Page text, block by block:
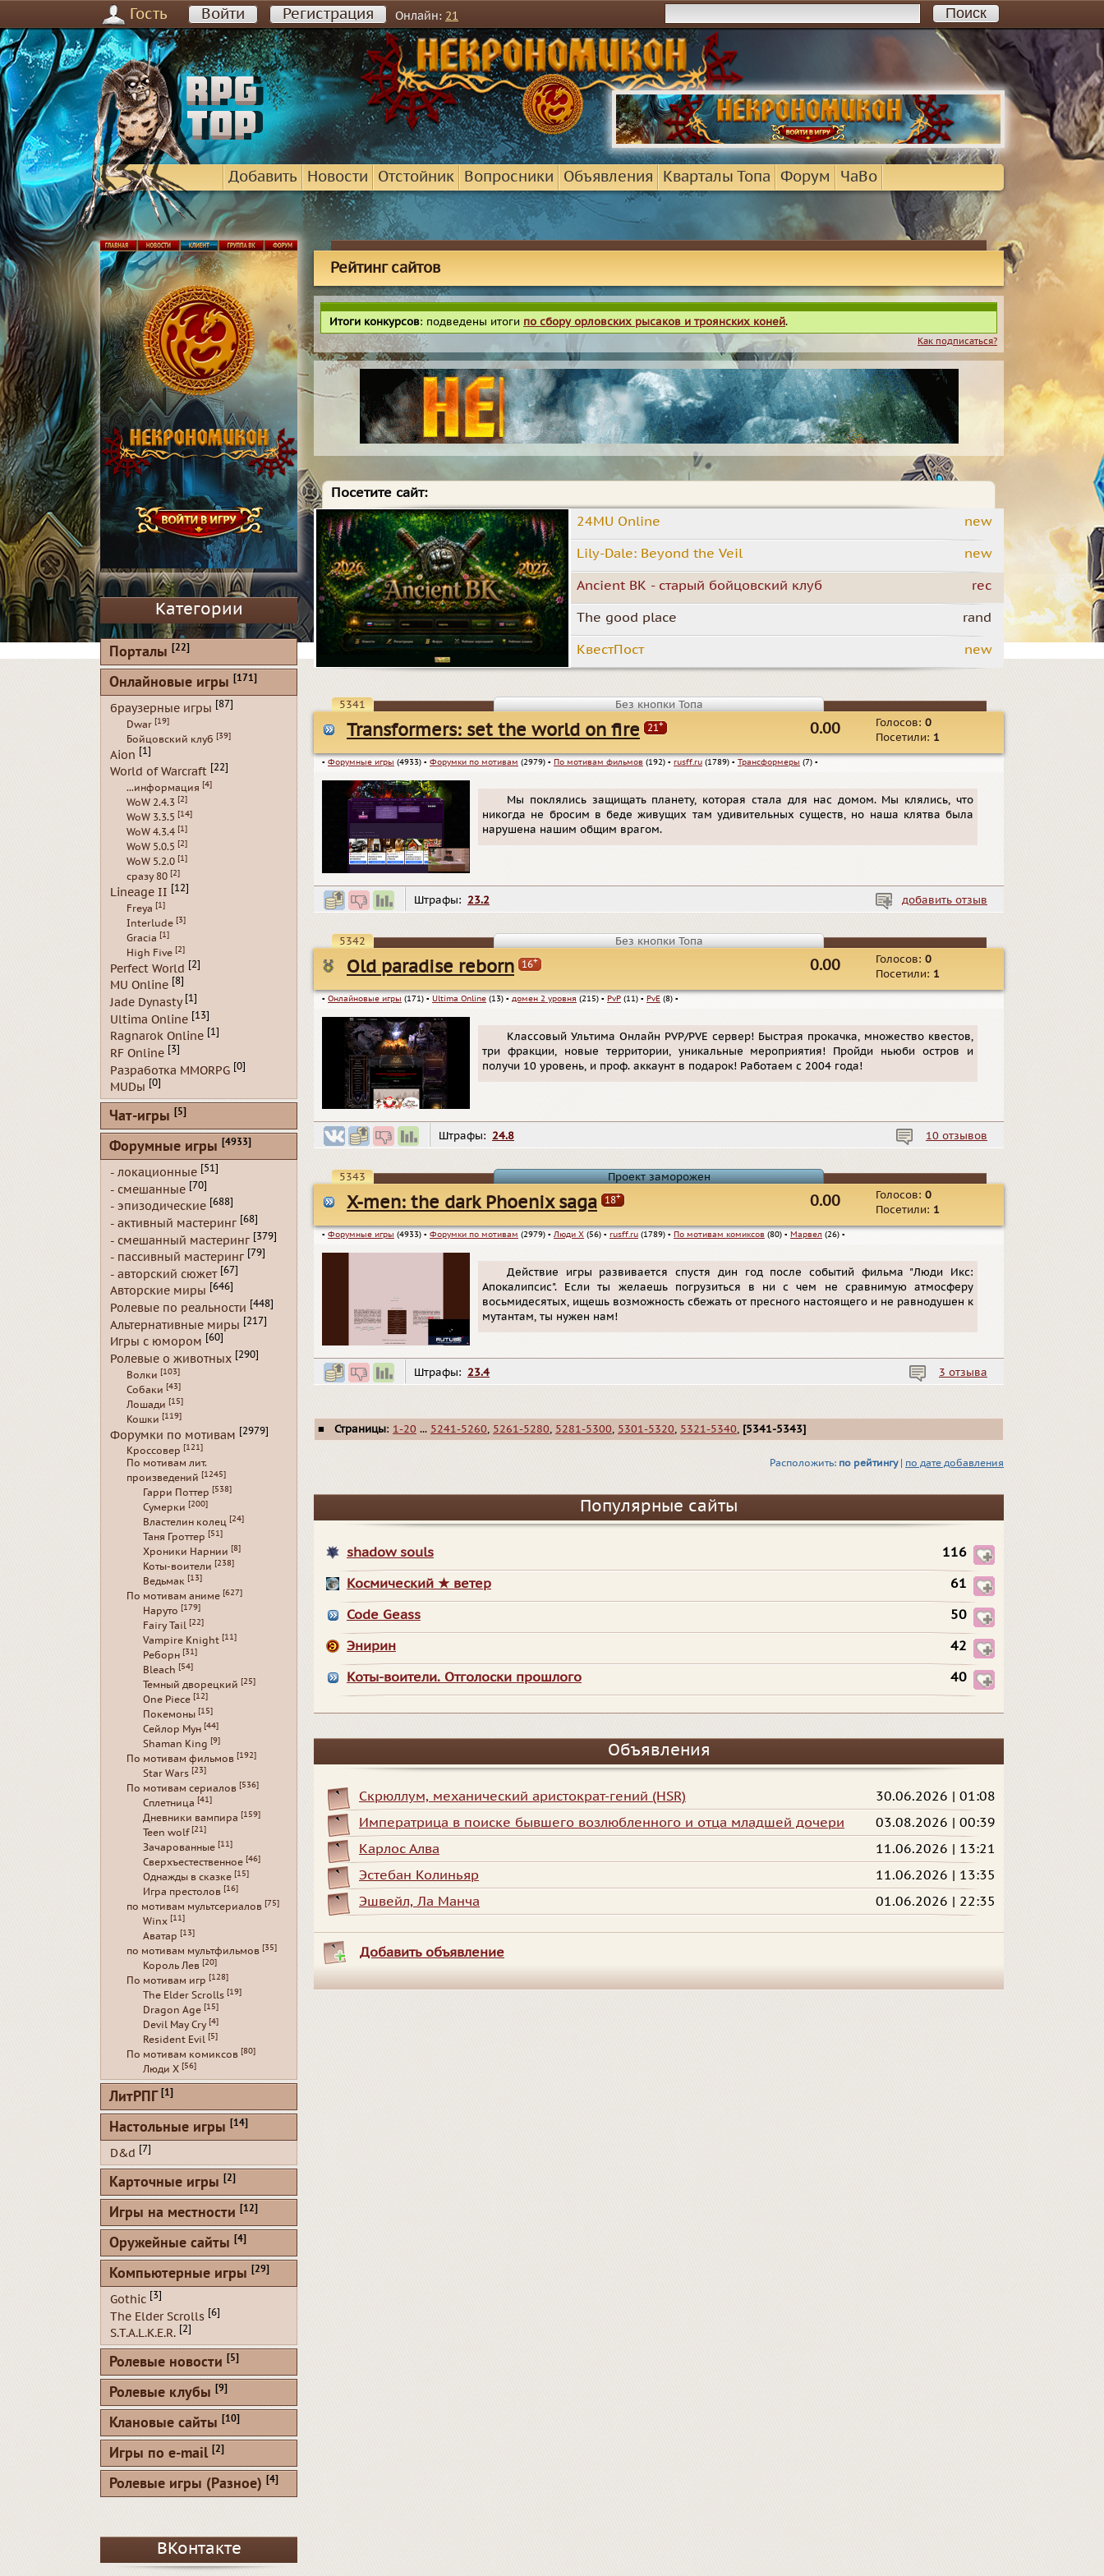
Гость Войти Регистрация Онлайн: 21
Добавить Новости Отстойник Вопросники Объявления Кварталы Топа Форум ЧаВо
Рейтинг сайтов
Итоги конкурсов: подведены итоги по сбору орловских рысаков и троянских коней.
Как подписаться?
Посетите сайт:
24MU Online
new
Lily-Dale: Beyond the Veil new
Ancient BK - старый бойцовский клуб rec
The good place rand
КвестПост new
Без кнопки Топа
5341
Transformers: set the world on fire 21+ Голосов: 0
Посетили: 1
0.00
▪ Форумные игры (4933) ▪ Форумки по мотивам (2979) ▪ По мотивам фильмов (192) ▪ rusff.ru (1789) ▪ Трансформеры (7) ▪
Мы поклялись защищать планету, которая стала для нас домом. Мы клялись, что
никогда не бросим в беде живущих там удивительных существ, но наша клятва была
нарушена нашим общим врагом.
Штрафы: 23.2 добавить отзыв
Без кнопки Топа
5342
Old paradise reborn 16+ Голосов: 0
Посетили: 1
0.00
▪ Онлайновые игры (171) ▪ Ultima Online (13) ▪ домен 2 уровня (215) ▪ PvP (11) ▪ PvE (8) ▪
Классовый Ультима Онлайн PVP/PVE сервер! Быстрая прокачка, множество квестов,
три фракции, новые территории, уникальные мероприятия! Пройди ньюби остров и
получи 10 уровень, и проф. аккаунт в подарок! Работаем с 2004 года!
Штрафы: 24.8 10 отзывов
Проект заморожен
5343
X-men: the dark Phoenix saga 18+ Голосов: 0
Посетили: 1
0.00
▪ Форумные игры (4933) ▪ Форумки по мотивам (2979) ▪ Люди Х (56) ▪ rusff.ru (1789) ▪ По мотивам комиксов (80) ▪ Марвел (26) ▪
Действие игры развивается спустя дин год после событий фильма "Люди Икс:
Апокалипсис". Если ты желаешь погрузиться в ни с чем не сравнимую атмосферу
восьмидесятых, ищешь возможность сбежать от пресного настоящего и не равнодушен к
мутантам, ты нужен нам!
Штрафы: 23.4 3 отзыва
■ Страницы: 1-20 ... 5241-5260, 5261-5280, 5281-5300, 5301-5320, 5321-5340, [5341-5343]
Расположить: по рейтингу| по дате добавления
Популярные сайты
shadow souls 116
Космический ★ ветер 61
Code Geass 50
Энирин 42
Коты-воители. Отголоски прошлого 40
Объявления
Скрюллум, механический аристократ-гений (HSR)
30.06.2026 | 01:08
Императрица в поиске бывшего возлюбленного и отца младшей дочери
03.08.2026 | 00:39
Карлос Алва
11.06.2026 | 13:21
Эстебан Колиньяр
11.06.2026 | 13:35
Эшвейл, Ла Манча
01.06.2026 | 22:35
Добавить объявление
Категории
Порталы [22]
Онлайновые игры [171]
браузерные игры [87]
Dwar [19]
Бойцовский клуб [39]
Aion [1]
World of Warcraft [22]
...информация [4]
WoW 2.4.3 [2]
WoW 3.3.5 [14]
WoW 4.3.4 [1]
WoW 5.0.5 [2]
WoW 5.2.0 [1]
сразу 80 [2]
Lineage II [12]
Freya [1]
Interlude [3]
Gracia [1]
High Five [2]
Perfect World [2]
MU Online [8]
Jade Dynasty [1]
Ultima Online [13]
Ragnarok Online [1]
RF Online [3]
Разработка MMORPG [0]
MUDы [0]
Чат-игры [5]
Форумные игры [4933]
- локационные [51]
- смешанные [70]
- эпизодические [688]
- активный мастеринг [68]
- смешанный мастеринг [379]
- пассивный мастеринг [79]
- авторский сюжет [67]
Авторские миры [646]
Ролевые по реальности [448]
Альтернативные миры [217]
Игры с юмором [60]
Ролевые о животных [290]
Волки [103]
Собаки [43]
Лошади [15]
Кошки [119]
Форумки по мотивам [2979]
Кроссовер [121]
По мотивам лит.
произведений [1245]
Гарри Поттер [538]
Сумерки [200]
Властелин колец [24]
Таня Гроттер [51]
Хроники Нарнии [8]
Коты-воители [238]
Ведьмак [13]
По мотивам аниме [627]
Наруто [179]
Fairy Tail [22]
Vampire Knight [11]
Реборн [31]
Bleach [54]
Темный дворецкий [25]
One Piece [12]
Покемоны [15]
Сейлор Мун [44]
Shaman King [9]
По мотивам фильмов [192]
Star Wars [23]
По мотивам сериалов [536]
Сплетница [41]
Дневники вампира [159]
Teen wolf [21]
Зачарованные [11]
Сверхъестественное [46]
Однажды в сказке [15]
Игра престолов [16]
по мотивам мультсериалов [75]
Winx [11]
Аватар [13]
по мотивам мультфильмов [35]
Король Лев [20]
По мотивам игр [128]
The Elder Scrolls [19]
Dragon Age [15]
Devil May Cry [4]
Resident Evil [5]
По мотивам комиксов [80]
Люди Х [56]
ЛитРПГ [1]
Настольные игры [14]
D&d [7]
Карточные игры [2]
Игры на местности [12]
Оружейные сайты [4]
Компьютерные игры [29]
Gothic [3]
The Elder Scrolls [6]
S.T.A.L.K.E.R. [2]
Ролевые новости [5]
Ролевые клубы [9]
Клановые сайты [10]
Игры по e-mail [2]
Ролевые игры (Разное) [4]
ВКонтакте